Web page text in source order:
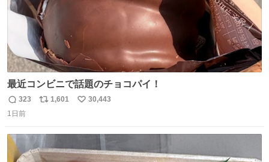
最近コンビニで話題のチョコパイ！
返
信
323
リ
ト
数
1,601
い
30,443
1日前